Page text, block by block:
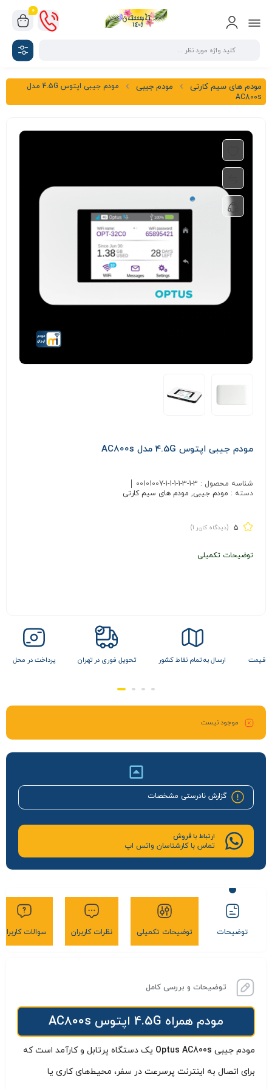
0
مودم های سیم کارتی مودم جیبی
مودم جیبی اپتوس 4.5G مدل
AC800s
مودم جیبی اپتوس 4.5G مدل AC800s
شناسه محصول : 00101007-1-1-1-1-3-1-3
دسته : مودم جیبی, مودم های سیم کارتی
5 (دیدگاه کاربر 1
)
توضیحات تکمیلی
قیمت ارسال به تمام نقاط کشور تحویل فوری در تهران پرداخت در محل
موجود نیست
گزارش نادرستی مشخصات
ارتباط با فروش
تماس با کارشناسان واتس اپ
توضیحات توضیحات تکمیلی نظرات کاربران سوالات کاربران
توضیحات و بررسی کامل
مودم همراه 4.5G اپتوس AC800s
مودم جیبی Optus AC800s یک دستگاه پرتابل و کارآمد است که
برای اتصال به اینترنت پرسرعت در سفر، محیط‌های کاری یا